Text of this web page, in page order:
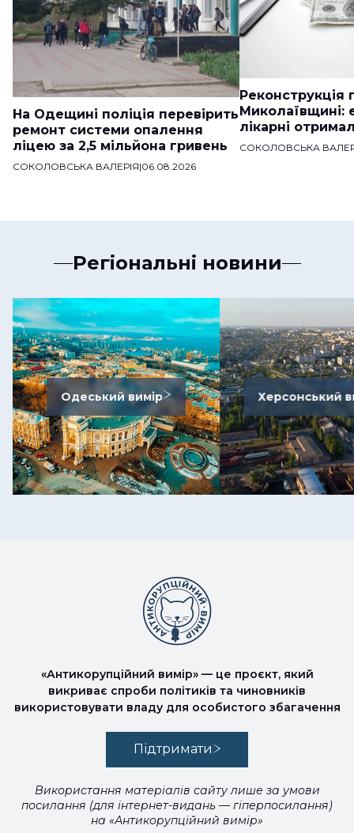
На Одещині поліція перевірить
ремонт системи опалення
ліцею за 2,5 мільйона гривень
СОКОЛОВСЬКА ВАЛЕРІЯ|06.08.2026
Реконструкція
Миколаївщині:
лікарні
СОКОЛОВСЬКА
Регіональні новини
Одеський вимір Херсонський
«Антикорупційний вимір» — це проєкт, який
викриває спроби політиків та чиновників
використовувати владу для особистого збагачення
Підтримати
Використання матеріалів сайту лише за умови
посилання (для інтернет-видань — гіперпосилання)
на «Антикорупційний вимір»